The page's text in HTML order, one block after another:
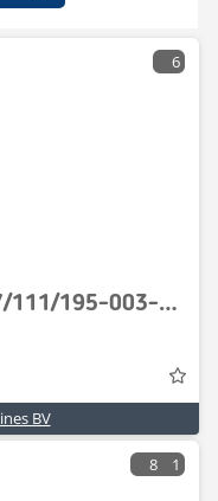
6
Atlas AR65-Spicer Dana 357/111/195-003-Axle housing
BV
8 1